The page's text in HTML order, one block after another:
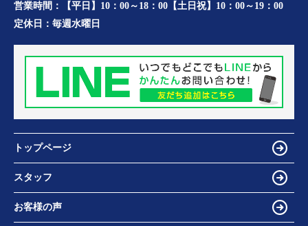
営業時間：
【平日】10：00～18：00【土日祝】10：00～19：00
定休日： 毎週水曜日
トップページ
スタッフ
お客様の声